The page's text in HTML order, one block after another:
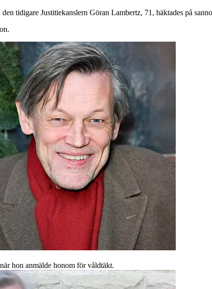
tidigare Justitiekanslern Göran Lambertz, 71, häktades på
hon anmälde honom för våldtäkt.